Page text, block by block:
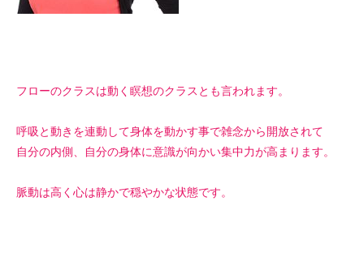
フローのクラスは動く瞑想のクラスとも言われます。
呼吸と動きを連動して身体を動かす事で雑念から開放されて
自分の内側、自分の身体に意識が向かい集中力が高まります。
脈動は高く心は静かで穏やかな状態です。